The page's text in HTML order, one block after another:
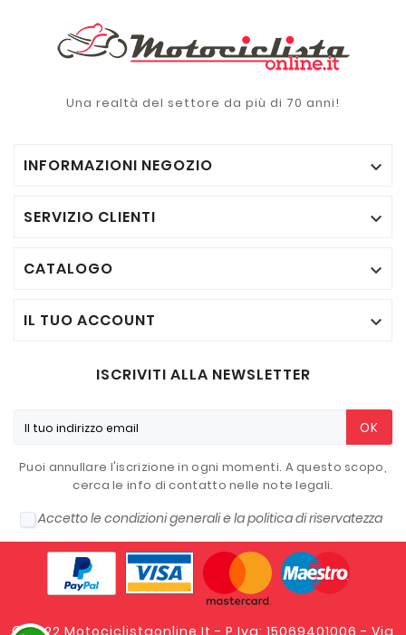
Una realtà del settore da più di 70 anni!
INFORMAZIONI NEGOZIO 
SERVIZIO CLIENTI 
CATALOGO 
IL TUO ACCOUNT 
ISCRIVITI ALLA NEWSLETTER
OK
Puoi annullare l'iscrizione in ogni momenti. A questo scopo,
cerca le info di contatto nelle note legali.
Accetto le condizioni generali e la politica di riservatezza